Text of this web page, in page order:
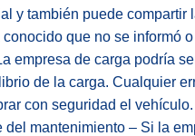
y también puede
que no se informó
empresa de carga podría
de la carga. Cualquier
con seguridad el vehículo.
del mantenimiento – Si la